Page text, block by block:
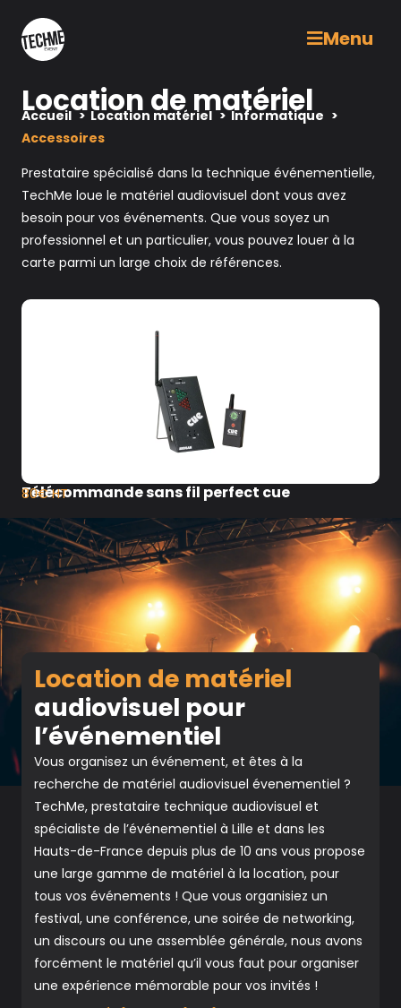
Menu
Location de matériel
Accueil Location matériel
Informatique
Accessoires
Prestataire spécialisé dans la technique événementielle,
TechMe loue le matériel audiovisuel dont vous avez
besoin pour vos événements. Que vous soyez un
professionnel et un particulier, vous pouvez louer à la
carte parmi un large choix de références.
Télécommande sans fil perfect cue
80€ HT
Location de matériel
audiovisuel pour
l’événementiel
Vous organisez un événement, et êtes à la
recherche de matériel audiovisuel évenementiel ?
TechMe, prestataire technique audiovisuel et
spécialiste de l’événementiel à Lille et dans les
Hauts-de-France depuis plus de 10 ans vous propose
une large gamme de matériel à la location, pour
tous vos événements ! Que vous organisiez un
festival, une conférence, une soirée de networking,
un discours ou une assemblée générale, nous avons
forcément le matériel qu’il vous faut pour organiser
une expérience mémorable pour vos invités !